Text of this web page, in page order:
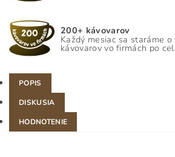
200+ kávovarov
Každý mesiac sa staráme
kávovarov vo firmách po
POPIS
DISKUSIA
HODNOTENIE